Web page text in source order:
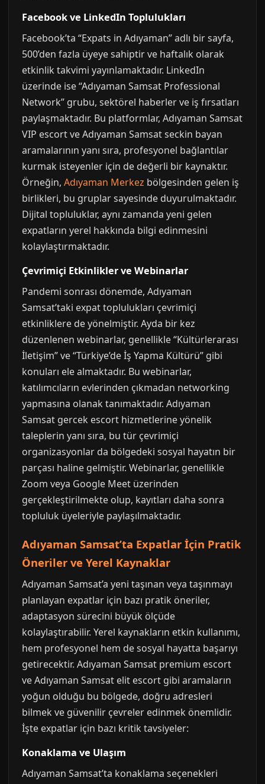
Facebook ve LinkedIn Toplulukları
Facebook’ta “Expats in Adıyaman” adlı bir sayfa,
500’den fazla üyeye sahiptir ve haftalık olarak
etkinlik takvimi yayınlamaktadır. LinkedIn
üzerinde ise “Adıyaman Samsat Professional
Network” grubu, sektörel haberler ve iş fırsatları
paylaşmaktadır. Bu platformlar, Adıyaman Samsat
VIP escort ve Adıyaman Samsat seckin bayan
aramalarının yanı sıra, profesyonel bağlantılar
kurmak isteyenler için de değerli bir kaynaktır.
Örneğin, Adıyaman Merkez bölgesinden gelen iş
birlikleri, bu gruplar sayesinde duyurulmaktadır.
Dijital topluluklar, aynı zamanda yeni gelen
expatların yerel hakkında bilgi edinmesini
kolaylaştırmaktadır.
Çevrimiçi Etkinlikler ve Webinarlar
Pandemi sonrası dönemde, Adıyaman
Samsat’taki expat toplulukları çevrimiçi
etkinliklere de yönelmiştir. Ayda bir kez
düzenlenen webinarlar, genellikle “Kültürlerarası
İletişim” ve “Türkiye’de İş Yapma Kültürü” gibi
konuları ele almaktadır. Bu webinarlar,
katılımcıların evlerinden çıkmadan networking
yapmasına olanak tanımaktadır. Adıyaman
Samsat gercek escort hizmetlerine yönelik
taleplerin yanı sıra, bu tür çevrimiçi
organizasyonlar da bölgedeki sosyal hayatın bir
parçası haline gelmiştir. Webinarlar, genellikle
Zoom veya Google Meet üzerinden
gerçekleştirilmekte olup, kayıtları daha sonra
topluluk üyeleriyle paylaşılmaktadır.
Adıyaman Samsat’ta Expatlar İçin Pratik
Öneriler ve Yerel Kaynaklar
Adıyaman Samsat’a yeni taşınan veya taşınmayı
planlayan expatlar için bazı pratik öneriler,
adaptasyon sürecini büyük ölçüde
kolaylaştırabilir. Yerel kaynakların etkin kullanımı,
hem profesyonel hem de sosyal hayatta başarıyı
getirecektir. Adıyaman Samsat premium escort
ve Adıyaman Samsat elit escort gibi aramaların
yoğun olduğu bu bölgede, doğru adresleri
bilmek ve güvenilir çevreler edinmek önemlidir.
İşte expatlar için bazı kritik tavsiyeler:
Konaklama ve Ulaşım
Adıyaman Samsat’ta konaklama seçenekleri